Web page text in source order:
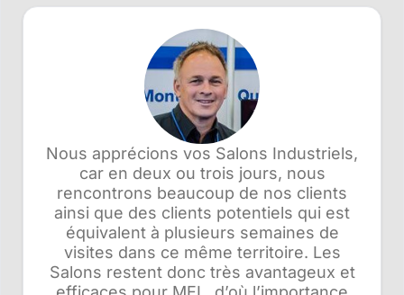
Nous apprécions vos Salons Industriels,
car en deux ou trois jours, nous
rencontrons beaucoup de nos clients
ainsi que des clients potentiels qui est
équivalent à plusieurs semaines de
visites dans ce même territoire. Les
Salons restent donc très avantageux et